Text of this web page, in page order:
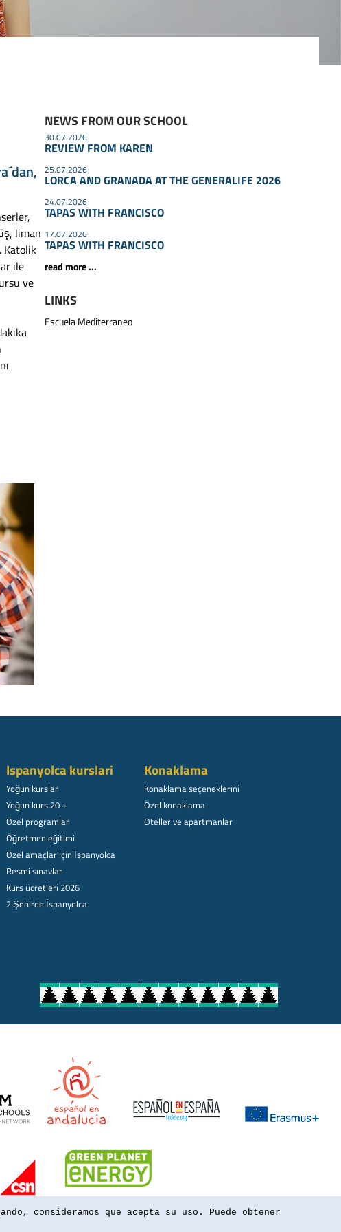
liman
Katolik
ile
ve
NEWS FROM OUR SCHOOL
30.07.2026
REVIEW FROM KAREN
25.07.2026
LORCA AND GRANADA AT THE GENERALIFE 2026
24.07.2026
TAPAS WITH FRANCISCO
17.07.2026
TAPAS WITH FRANCISCO
read more ...
LINKS
Escuela Mediterraneo
Ispanyolca kurslari
Yoğun kurslar
Yoğun kurs 20 +
Özel programlar
Öğretmen eğitimi
Özel amaçlar için İspanyolca
Resmi sınavlar
Kurs ücretleri 2026
2 Şehirde İspanyolca
Konaklama
Konaklama seçeneklerini
Özel konaklama
Oteller ve apartmanlar
consideramos que acepta su uso. Puede obtener